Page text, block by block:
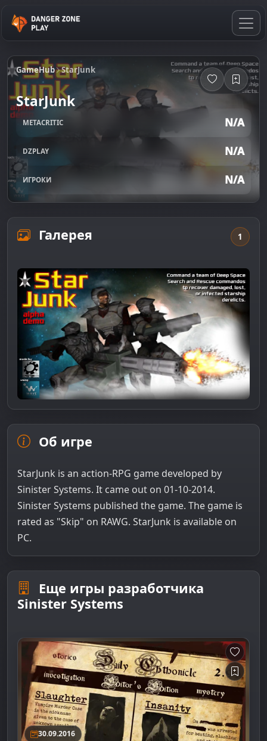
GameHub StarJunk
StarJunk
METACRITIC N/A
DZPLAY N/A
ИГРОКИ N/A
Галерея 1
Об игре
StarJunk is an action-RPG game developed by
Sinister Systems. It came out on 01-10-2014.
Sinister Systems published the game. The game is
rated as "Skip" on RAWG. StarJunk is available on
PC.
Еще игры разработчика
Sinister Systems
30.09.2016